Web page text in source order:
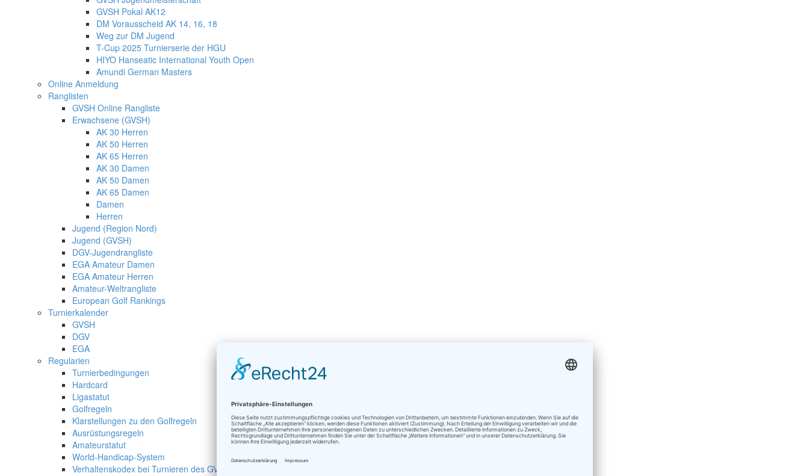
GVSH Pokal AK12
DM Vorausscheid AK 14, 16, 18
Weg zur DM Jugend
T-Cup 2025 Turnierserie der HGU
HIYO Hanseatic International Youth Open
Amundi German Masters
Online Anmeldung
Ranglisten
GVSH Online Rangliste
Erwachsene (GVSH)
AK 30 Herren
AK 50 Herren
AK 65 Herren
AK 30 Damen
AK 50 Damen
AK 65 Damen
Damen
Herren
Jugend (Region Nord)
Jugend (GVSH)
DGV-Jugendrangliste
EGA Amateur Damen
EGA Amateur Herren
Amateur-Weltrangliste
European Golf Rankings
Turnierkalender
GVSH
DGV
EGA
Regularien
Turnierbedingungen
Hardcard
Ligastatut
Golfregeln
Klarstellungen zu den Golfregeln
Ausrüstungsregeln
Amateurstatut
World-Handicap-System
Verhaltenskodex bei Turnieren des GVSH